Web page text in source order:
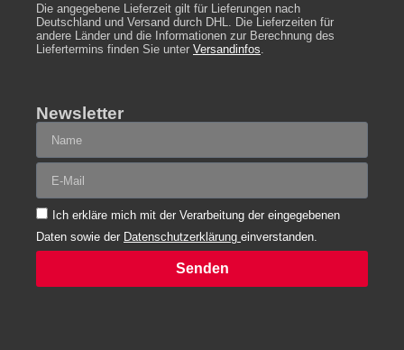
Die angegebene Lieferzeit gilt für Lieferungen nach
Deutschland und Versand durch DHL. Die Lieferzeiten für
andere Länder und die Informationen zur Berechnung des
Liefertermins finden Sie unter Versandinfos
Newsletter
Ich erkläre mich mit der Verarbeitung der eingegebenen
Daten sowie der Datenschutzerklärung einverstanden.
Senden